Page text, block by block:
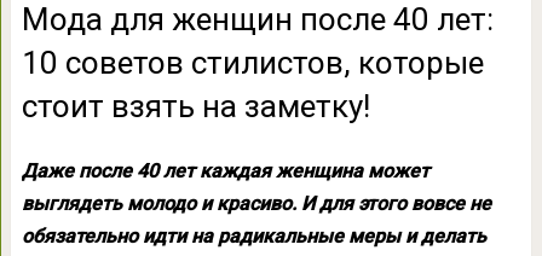
Мода для женщин после 40 лет:
10 советов стилистов, которые
стоит взять на заметку!
Даже после 40 лет каждая женщина может
выглядеть молодо и красиво. И для этого вовсе не
обязательно идти на радикальные меры и делать